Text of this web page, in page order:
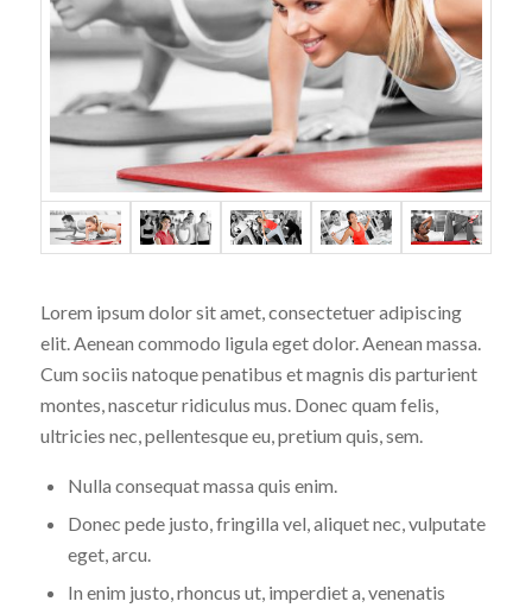
Lorem ipsum dolor sit amet, consectetuer adipiscing
elit. Aenean commodo ligula eget dolor. Aenean massa.
Cum sociis natoque penatibus et magnis dis parturient
montes, nascetur ridiculus mus. Donec quam felis,
ultricies nec, pellentesque eu, pretium quis, sem.
Nulla consequat massa quis enim.
Donec pede justo, fringilla vel, aliquet nec, vulputate
eget, arcu.
In enim justo, rhoncus ut, imperdiet a, venenatis